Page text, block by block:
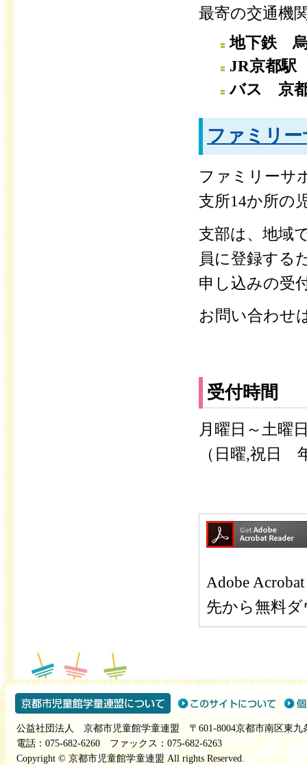
最寄の交通機
地下鉄
JR京都駅
バス 京都
ファミリ
ファミリーサ
支所14か所の
支部は、地域
員に登録する
申し込みの受
お問い合わせ
受付時間
月曜日～土曜
（日曜,祝日
Adobe
先から無料
公益社団法人 京都市児童館学童連盟 〒601-8004京都市南区東九
電話：075-682-6260 ファックス：075-682-6263
Copyright © 京都市児童館学童連盟 All rights Reserved.